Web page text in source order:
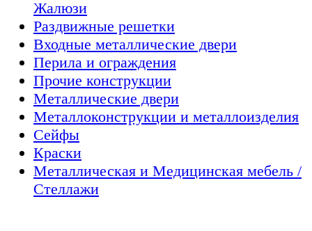
Жалюзи
Раздвижные решетки
Входные металлические двери
Перила и ограждения
Прочие конструкции
Металлические двери
Металлоконструкции и металлоизделия
Сейфы
Краски
Металлическая и Медицинская мебель /
Стеллажи